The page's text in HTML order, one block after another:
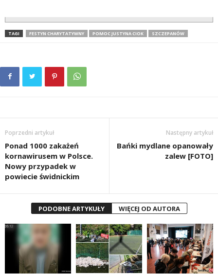
TAGI FESTYN CHARYTATYWNY POMOC JUSTYNA CIOK SZCZEPANÓW
Poprzedni artykuł
Ponad 1000 zakażeń
kornawirusem w Polsce.
Nowy przypadek w
powiecie świdnickim
Następny artykuł
Bańki mydlane opanowały
zalew [FOTO]
PODOBNE ARTYKUŁY WIĘCEJ OD AUTORA